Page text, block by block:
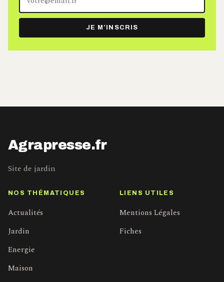
adresse
e-
mail
JE M’INSCRIS
Agrapresse.fr
Site de jardin
NOS THÉMATIQUES
Actualités
Jardin
Energie
Maison
LIENS UTILES
Mentions Légales
Fiches